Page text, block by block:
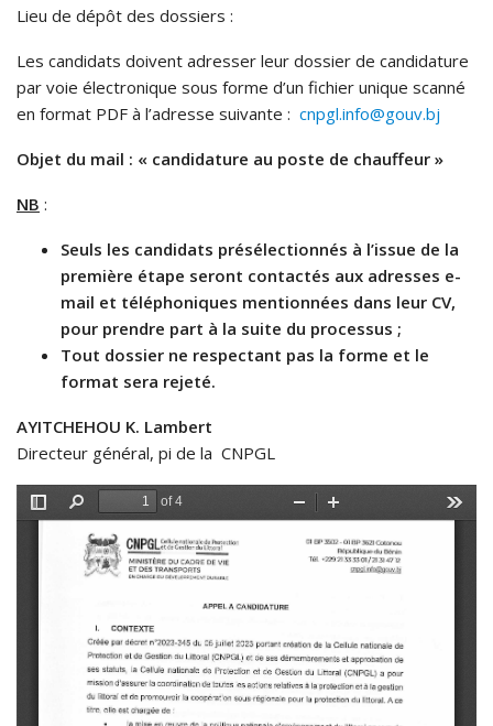
Lieu de dépôt des dossiers :
Les candidats doivent adresser leur dossier de candidature
par voie électronique sous forme d’un fichier unique scanné
en format PDF à l’adresse suivante : cnpgl.info@gouv.bj
Objet du mail : « candidature au poste de chauffeur »
NB :
Seuls les candidats présélectionnés à l’issue de la
première étape seront contactés aux adresses e-
mail et téléphoniques mentionnées dans leur CV,
pour prendre part à la suite du processus ;
Tout dossier ne respectant pas la forme et le
format sera rejeté.
AYITCHEHOU K. Lambert
Directeur général, pi de la CNPGL